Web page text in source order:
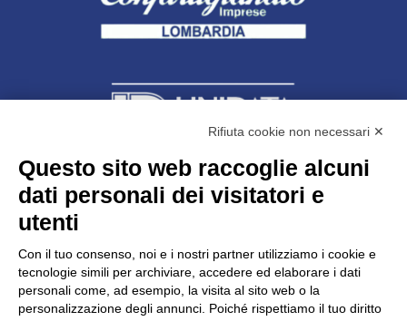
Unidata s.r.lcon unico socio
Largo dell’Artigianato, 1 - 23100 Sondrio
C.F. 00481790145 - N.REA SO-36426
PEC: unidata.sondrio@legalmail.it
Cap. soc. euro 100.000,00 i.v.
Rifiuta cookie non necessari ✕
Questo sito web raccoglie alcuni
dati personali dei visitatori e
utenti
Con il tuo consenso, noi e i nostri partner utilizziamo i cookie e
tecnologie simili per archiviare, accedere ed elaborare i dati
personali come, ad esempio, la visita al sito web o la
personalizzazione degli annunci. Poiché rispettiamo il tuo diritto